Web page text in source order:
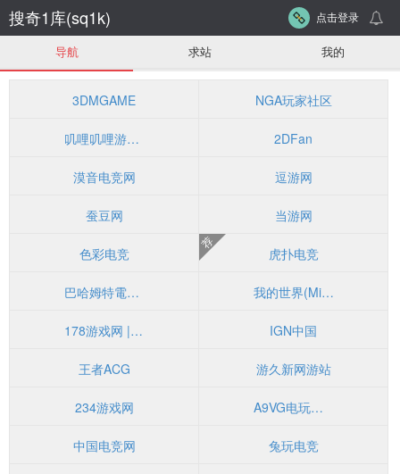
搜奇1库(sq1k) 点击登录
导航 求站 我的
3DMGAME NGA玩家社区
叽哩叽哩游戏网ACG（G站） 2DFan
漠音电竞网 逗游网
蚕豆网 当游网
色彩电竞 虎扑电竞
荐
巴哈姆特電玩資訊站 我的世界(Minecraft)中文分享站
178游戏网 | 一起把游戏进行到底 IGN中国
王者ACG 游久新网游站
234游戏网 A9VG电玩部落
中国电竞网 兔玩电竞